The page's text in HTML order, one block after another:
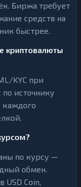
Биржа требует
средств на
быстрее.
криптовалюты
KYC при
источнику
каждого
по курсу —
обмен.
USD Coin,